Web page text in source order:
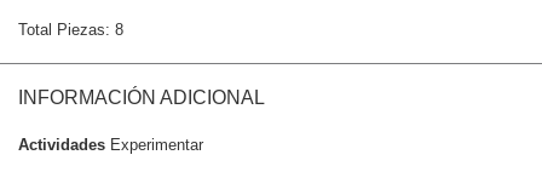
Total Piezas: 8
INFORMACIÓN ADICIONAL
Actividades Experimentar